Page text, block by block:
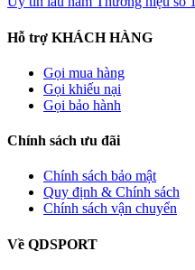
Hỗ trợ KHÁCH HÀNG
Gọi mua hàng
Gọi khiếu nại
Gọi bảo hành
Chính sách ưu đãi
Chính sách bảo mật
Quy định & Chính sách
Chính sách vận chuyển
Về QDSPORT